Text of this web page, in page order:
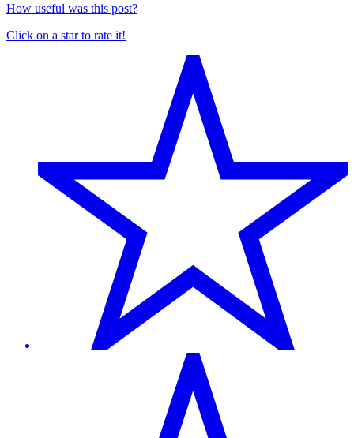
How useful was this post?
Click on a star to rate it!